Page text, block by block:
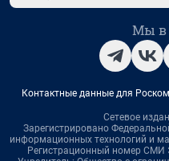
Мы в
Контактные данные для
Сетевое
Зарегистрировано
информационных технологий и
Регистрационный номер